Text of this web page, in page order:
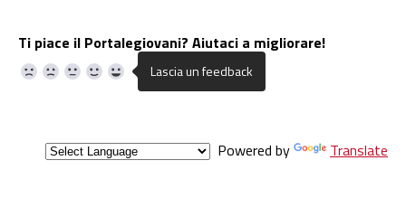
Ti piace il Portalegiovani? Aiutaci a migliorare!
Powered by Translate